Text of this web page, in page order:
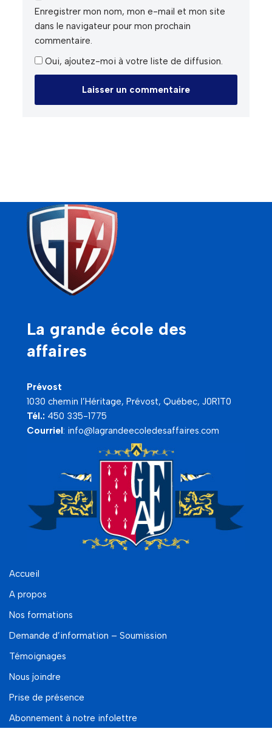
Enregistrer mon nom, mon e-mail et mon site
dans le navigateur pour mon prochain
commentaire.
Oui, ajoutez-moi à votre liste de diffusion.
La grande école des
affaires
Prévost
1030 chemin l’Héritage, Prévost, Québec, J0R1T0
Tél.: 450 335-1775
Courriel: info@lagrandeecoledesaffaires.com
Accueil
A propos
Nos formations
Demande d’information – Soumission
Témoignages
Nous joindre
Prise de présence
Abonnement à notre infolettre